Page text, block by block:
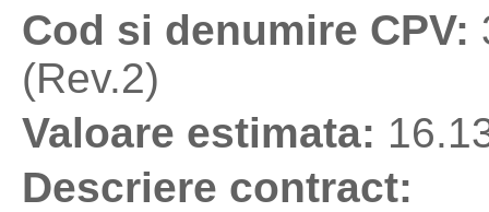
Cod si denumire CPV:
(Rev.2)
Valoare estimata:
Descriere contract: